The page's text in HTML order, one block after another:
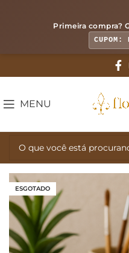
Primeira compra?
CUPOM:
MENU
ESGOTADO